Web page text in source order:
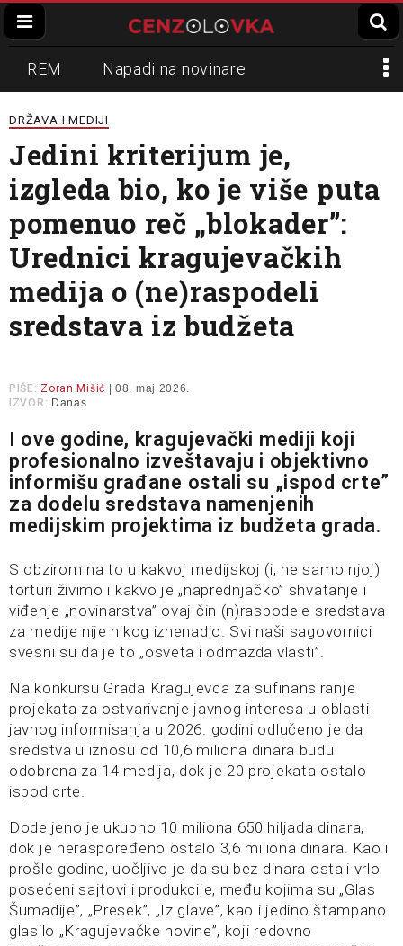
REM Napadi na novinare
Zvučni top
Propaganda Lokalni mediji
Informer Slavko Ćuruvija
DRŽAVA I MEDIJI
Jedini kriterijum je,
izgleda bio, ko je više puta
pomenuo reč „blokader”:
Urednici kragujevačkih
medija o (ne)raspodeli
sredstava iz budžeta
PIŠE: Zoran Mišić | 08. maj 2026.
IZVOR: Danas
I ove godine, kragujevački mediji koji
profesionalno izveštavaju i objektivno
informišu građane ostali su „ispod crte”
za dodelu sredstava namenjenih
medijskim projektima iz budžeta grada.
S obzirom na to u kakvoj medijskoj (i, ne samo njoj)
torturi živimo i kakvo je „naprednjačko” shvatanje i
viđenje „novinarstva” ovaj čin (n)raspodele sredstava
za medije nije nikog iznenadio. Svi naši sagovornici
svesni su da je to „osveta i odmazda vlasti”.
Na konkursu Grada Kragujevca za sufinansiranje
projekata za ostvarivanje javnog interesa u oblasti
javnog informisanja u 2026. godini odlučeno je da
sredstva u iznosu od 10,6 miliona dinara budu
odobrena za 14 medija, dok je 20 projekata ostalo
ispod crte.
Dodeljeno je ukupno 10 miliona 650 hiljada dinara,
dok je neraspoređeno ostalo 3,6 miliona dinara. Kao i
prošle godine, uočljivo je da su bez dinara ostali vrlo
posećeni sajtovi i produkcije, među kojima su „Glas
Šumadije”, „Presek”, „Iz glave”, kao i jedino štampano
glasilo „Kragujevačke novine”, koji redovno